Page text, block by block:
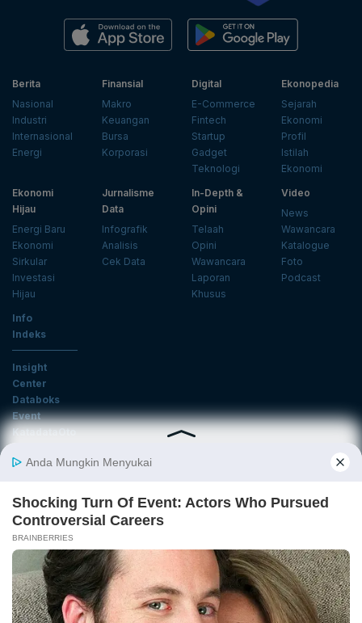
Berita
Nasional
Industri
Internasional
Energi
Finansial
Makro
Keuangan
Bursa
Korporasi
Digital
E-Commerce
Fintech
Startup
Gadget
Teknologi
Ekonopedia
Sejarah
Ekonomi
Profil
Istilah
Ekonomi
Ekonomi
Hijau
Energi Baru
Ekonomi
Sirkular
Investasi
Hijau
Jurnalisme
Data
Infografik
Analisis
Cek Data
In-Depth &
Opini
Telaah
Opini
Wawancara
Laporan
Khusus
Video
News
Wawancara
Katalogue
Foto
Podcast
Info
Indeks
Insight
Center
Databoks
Event
KatadataOto
Email
Daftar
Tentang Katadata Advertising Karier
Pedoman Media Siber